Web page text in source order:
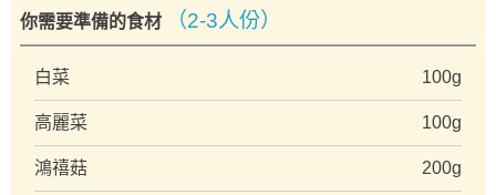
你需要準備的食材 （2-3人份）
白菜 100g
高麗菜 100g
鴻禧菇 200g